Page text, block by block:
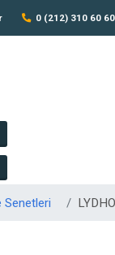
0 (212) 310 60 60
Senetleri